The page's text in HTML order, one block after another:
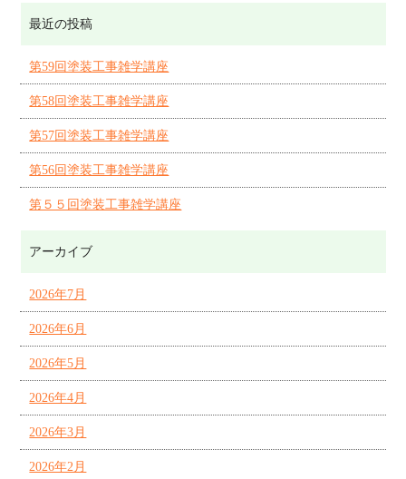
最近の投稿
第59回塗装工事雑学講座
第58回塗装工事雑学講座
第57回塗装工事雑学講座
第56回塗装工事雑学講座
第５５回塗装工事雑学講座
アーカイブ
2026年7月
2026年6月
2026年5月
2026年4月
2026年3月
2026年2月